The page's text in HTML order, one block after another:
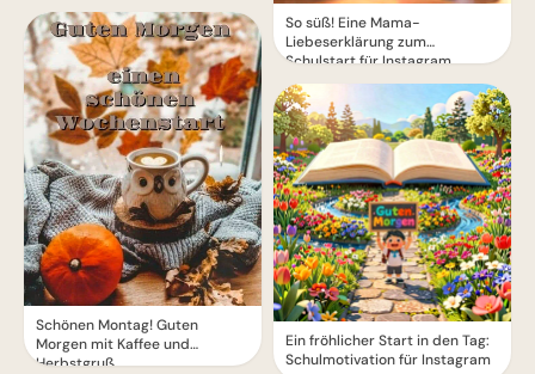
Schönen Montag! Guten
Morgen mit Kaffee und
Herbstgruß
So süß! Eine Mama-
Liebeserklärung zum
Schulstart für Instagram
Ein fröhlicher Start in den Tag:
Schulmotivation für Instagram